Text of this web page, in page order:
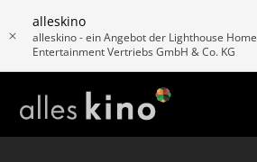
alleskino
alleskino - ein Angebot der Lighthouse Home
Entertainment Vertriebs GmbH & Co. KG